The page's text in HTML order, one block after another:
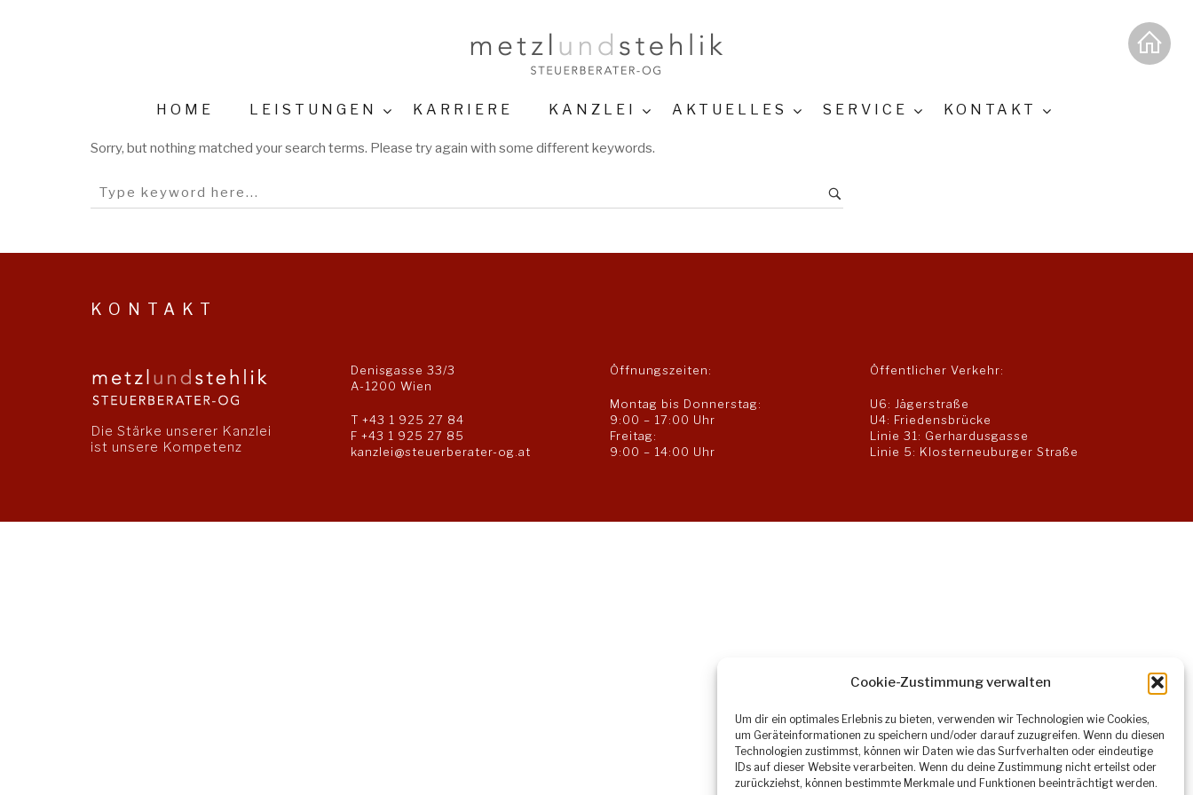
Cookie-Zustimmung verwalten
Um dir ein optimales Erlebnis zu bieten, verwenden wir Technologien wie Cookies,
um Geräteinformationen zu speichern und/oder darauf zuzugreifen. Wenn du diesen
Technologien zustimmst, können wir Daten wie das Surfverhalten oder eindeutige
IDs auf dieser Website verarbeiten. Wenn du deine Zustimmung nicht erteilst oder
zurückziehst, können bestimmte Merkmale und Funktionen beeinträchtigt werden.
HOME LEISTUNGEN KARRIERE KANZLEI AKTUELLES SERVICE KONTAKT
Sorry, but nothing matched your search terms. Please try again with some different keywords.
KONTAKT
Die Stärke unserer Kanzlei
ist unsere Kompetenz
Denisgasse 33/3
A-1200 Wien
T +43 1 925 27 84
F +43 1 925 27 85
kanzlei@steuerberater-og.at
Öffnungszeiten:
Montag bis Donnerstag:
9:00 – 17:00 Uhr
Freitag:
9:00 – 14:00 Uhr
Öffentlicher Verkehr:
U6: Jägerstraße
U4: Friedensbrücke
Linie 31: Gerhardusgasse
Linie 5: Klosterneuburger Straße